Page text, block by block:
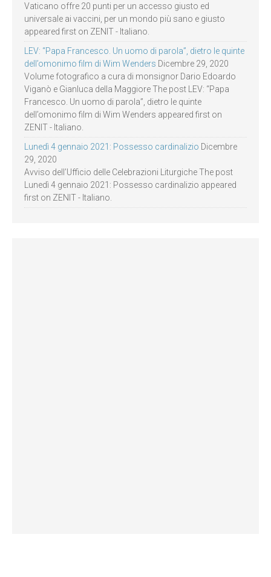
Vaticano offre 20 punti per un accesso giusto ed
universale ai vaccini, per un mondo più sano e giusto
appeared first on ZENIT - Italiano.
LEV: “Papa Francesco. Un uomo di parola”, dietro le quinte
dell’omonimo film di Wim Wenders Dicembre 29, 2020
Volume fotografico a cura di monsignor Dario Edoardo
Viganò e Gianluca della Maggiore The post LEV: “Papa
Francesco. Un uomo di parola”, dietro le quinte
dell’omonimo film di Wim Wenders appeared first on
ZENIT - Italiano.
Lunedì 4 gennaio 2021: Possesso cardinalizio Dicembre
29, 2020
Avviso dell’Ufficio delle Celebrazioni Liturgiche The post
Lunedì 4 gennaio 2021: Possesso cardinalizio appeared
first on ZENIT - Italiano.